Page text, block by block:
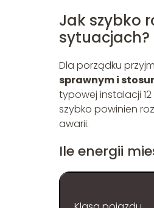
Jak szybko
sytuacjach?
Dla porządku
sprawnym i
typowej instalacji
szybko powinien
awarii.
Ile energii